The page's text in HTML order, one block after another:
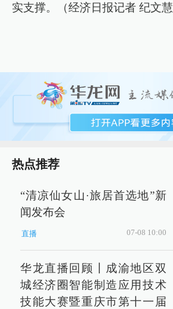
实支撑。（经济日报记者 纪文慧
热点推荐
“清凉仙女山·旅居首选地”新
闻发布会
直播 07-08 10:00
华龙直播回顾丨成渝地区双
城经济圈智能制造应用技术
技能大赛暨重庆市第十一届